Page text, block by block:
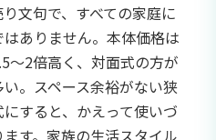
文句で、すべての家庭に
ありません。本体価格は
〜2倍高く、対面式の方が
。スペース余裕がない狭
すると、かえって使いづ
す。家族の生活スタイル